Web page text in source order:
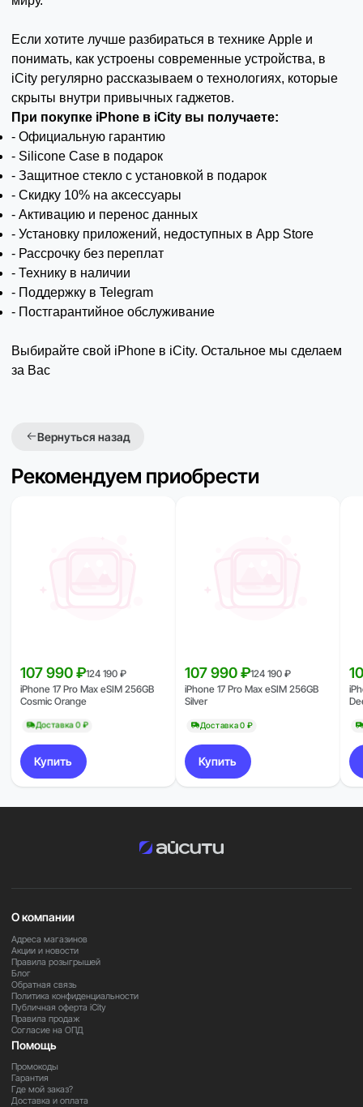
Если хотите лучше разбираться в технике Apple и
понимать, как устроены современные устройства, в
iCity регулярно рассказываем о технологиях, которые
скрыты внутри привычных гаджетов.
При покупке iPhone в iCity вы получаете:
- Официальную гарантию
- Silicone Case в подарок
- Защитное стекло с установкой в подарок
- Скидку 10% на аксессуары
- Активацию и перенос данных
- Установку приложений, недоступных в App Store
- Рассрочку без переплат
- Технику в наличии
- Поддержку в Telegram
- Постгарантийное обслуживание
Выбирайте свой iPhone в iCity. Остальное мы сделаем
за Вас
Вернуться назад
Рекомендуем приобрести
107 990 ₽124 190 ₽
iPhone 17 Pro Max eSIM 256GB
Cosmic Orange
Доставка 0 ₽
Купить
107 990 ₽124 190 ₽
iPhone 17 Pro Max eSIM 256GB
Silver
Доставка 0 ₽
Купить
О компании
Адреса магазинов
Акции и новости
Правила розыгрышей
Блог
Обратная связь
Политика конфиденциальности
Публичная оферта iCity
Правила продаж
Согласие на ОПД
Помощь
Промокоды
Гарантия
Где мой заказ?
Доставка и оплата